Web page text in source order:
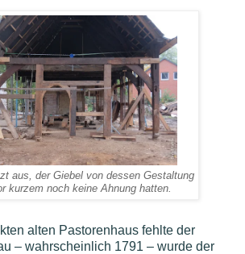
aus, der Giebel von dessen Gestaltung
kurzem noch keine Ahnung hatten.
alten Pastorenhaus fehlte der
– wahrscheinlich 1791 – wurde der